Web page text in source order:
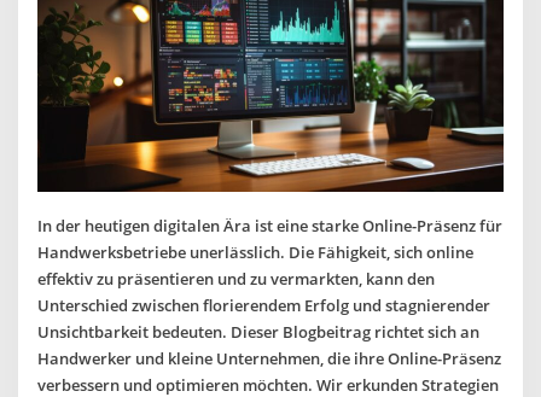
In der heutigen digitalen Ära ist eine starke Online-Präsenz für
Handwerksbetriebe unerlässlich. Die Fähigkeit, sich online
effektiv zu präsentieren und zu vermarkten, kann den
Unterschied zwischen florierendem Erfolg und stagnierender
Unsichtbarkeit bedeuten. Dieser Blogbeitrag richtet sich an
Handwerker und kleine Unternehmen, die ihre Online-Präsenz
verbessern und optimieren möchten. Wir erkunden Strategien